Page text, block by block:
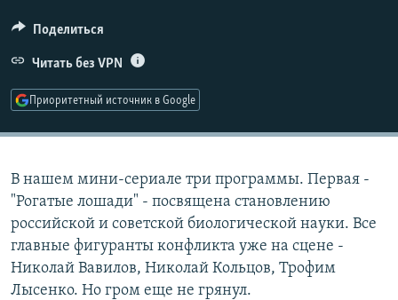
Поделиться
Читать без VPN
Приоритетный источник в Google
В нашем мини-сериале три программы. Первая -
"Рогатые лошади" - посвящена становлению
российской и советской биологической науки. Все
главные фигуранты конфликта уже на сцене -
Николай Вавилов, Николай Кольцов, Трофим
Лысенко. Но гром еще не грянул.